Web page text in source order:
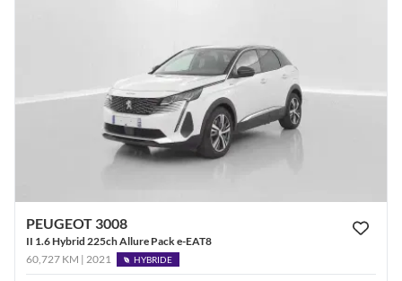
PEUGEOT 3008
II 1.6 Hybrid 225ch Allure Pack e-EAT8
60,727 KM | 2021
HYBRIDE